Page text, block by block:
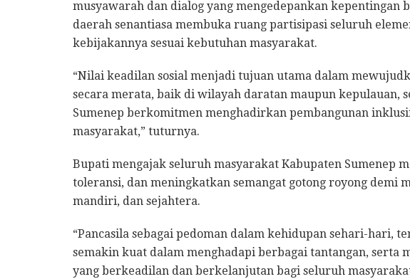
musyawarah dan dialog yang mengedepankan kepentingan
daerah senantiasa membuka ruang partisipasi seluruh
kebijakannya sesuai kebutuhan masyarakat.
“Nilai keadilan sosial menjadi tujuan utama dalam
secara merata, baik di wilayah daratan maupun kepulauan,
Sumenep berkomitmen menghadirkan pembangunan
masyarakat,” tuturnya.
Bupati mengajak seluruh masyarakat Kabupaten Sumenep
toleransi, dan meningkatkan semangat gotong royong demi
mandiri, dan sejahtera.
“Pancasila sebagai pedoman dalam kehidupan sehari-hari,
semakin kuat dalam menghadapi berbagai tantangan, serta
yang berkeadilan dan berkelanjutan bagi seluruh